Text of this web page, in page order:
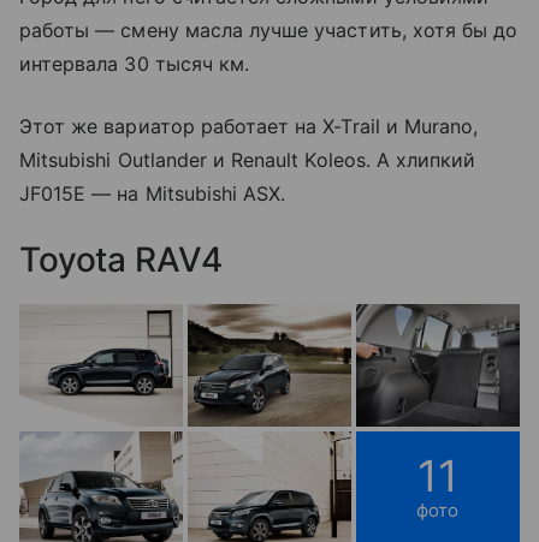
работы — смену масла лучше участить, хотя бы до
интервала 30 тысяч км.
Этот же вариатор работает на X-Trail и Murano,
Mitsubishi Outlander и Renault Koleos. А хлипкий
JF015E — на Mitsubishi ASX.
Toyota RAV4
11
фото